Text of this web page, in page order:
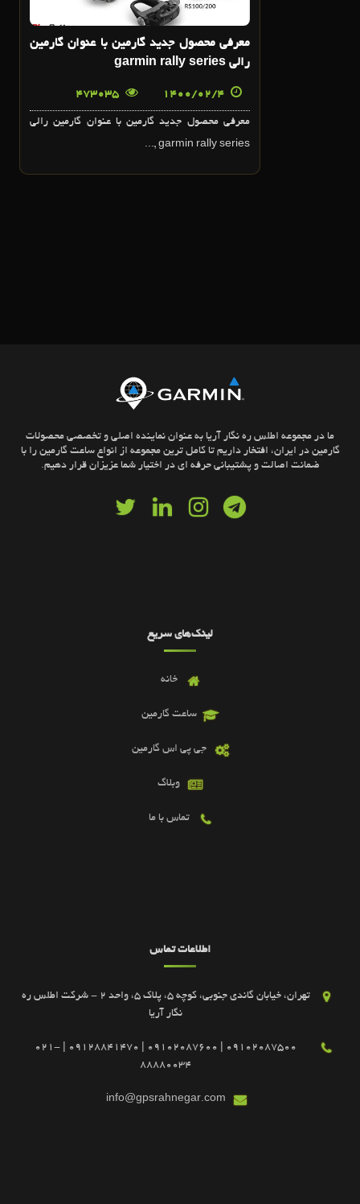
معرفي محصول جديد گارمين با عنوان گارمين
رالي garmin rally series
معرفي محصول جديد گارمين با عنوان گارمين رالي
garmin rally series ,...
ما در مجموعه اطلس ره نگار آریا به عنوان نماینده اصلی و تخصصی محصولات
گارمین در ایران، افتخار داریم تا کامل ترین مجموعه از انواع ساعت گارمین را با
ضمانت اصالت و پشتیبانی حرفه ای در اختیار شما عزیزان قرار دهیم.
لینک‌های سریع
خانه
ساعت گارمین
جی پی اس گارمین
وبلاگ
تماس با ما
اطلاعات تماس
تهران، خیابان گاندی جنوبی، کوچه 5، پلاک 5، واحد 2 - شرکت اطلس ره
نگار آریا
09102087500 | 09102087600 | 09128841470 | 021-
88880034
info@gpsrahnegar.com